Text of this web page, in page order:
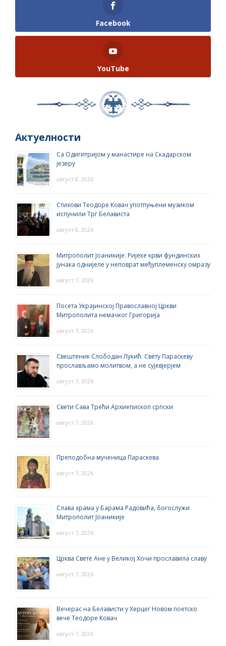
Facebook
YouTube
Актуелности
Са Одигитријом у манастире на Скадарском
језеру
август 8, 2026
Стихови Теодоре Ковач употпуњени музиком
испунили Трг Белависта
август 8, 2026
Митрополит Јоаникије: Ријеке крви фундинских
јунака однијеле у неповрат међуплеменску омразу
август 7, 2026
Посета Украјинској Православној Цркви
Митрополита немачког Григорија
август 7, 2026
Свештеник Слободан Лукић: Свету Параскеву
прослављамо молитвом, а не сујевјерјем
август 7, 2026
Свети Сава Трећи Архиепископ српски
август 7, 2026
Преподобна мученица Параскева
август 7, 2026
Слава храма у Барама Радовића, богослужи
Митрополит Јоаникије
август 7, 2026
Црква Свете Ане у Великој Хочи прославила славу
август 7, 2026
Вечерас на Белависти у Херцег Новом поетско
вече Теодоре Ковач
август 7, 2026